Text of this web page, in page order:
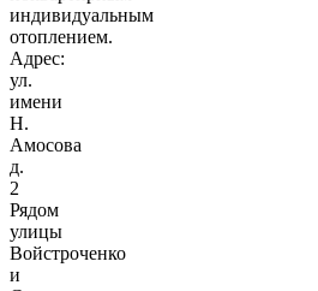
индивидуальным
отоплением.
Адрес:
ул.
имени
Н.
Амосова
д.
2
Рядом
улицы
Войстроченко
и